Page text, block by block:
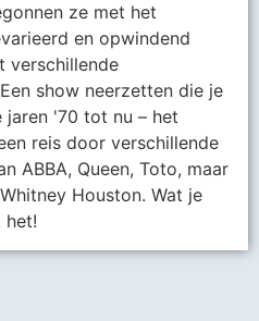
ze met het
en opwindend
verschillende
show neerzetten die je
jaren '70 tot nu – het
reis door verschillende
ABBA, Queen, Toto, maar
Houston. Wat je
het!